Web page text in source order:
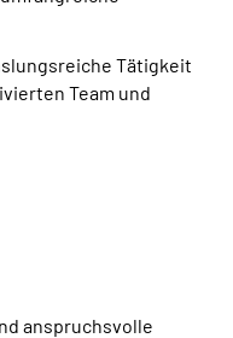
Tätigkeit
Team und
anspruchsvolle